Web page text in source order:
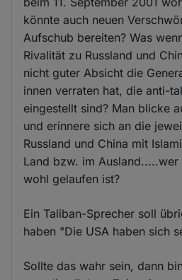
könnte auch neuen
Aufschub bereiten? Was
Rivalität zu Russland und
nicht guter Absicht die
innen verraten hat, die anti-
eingestellt sind? Man blicke
und erinnere sich an die
Russland und China mit
Land bzw. im Ausland.....wer
wohl gelaufen ist?
Ein Taliban-Sprecher soll
haben "Die USA haben sich
Sollte das wahr sein, dann